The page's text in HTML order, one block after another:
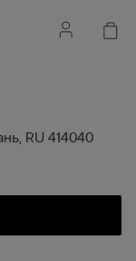
RU 414040